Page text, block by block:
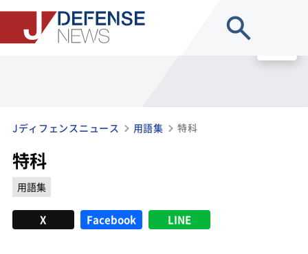
Jディフェンスニュース 用語集 特科
特科
用語集
X Facebook LINE